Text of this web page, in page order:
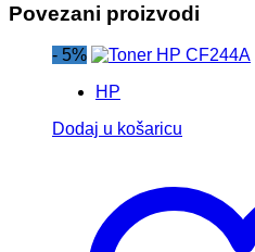
Povezani proizvodi
- 5%
HP
Dodaj u košaricu